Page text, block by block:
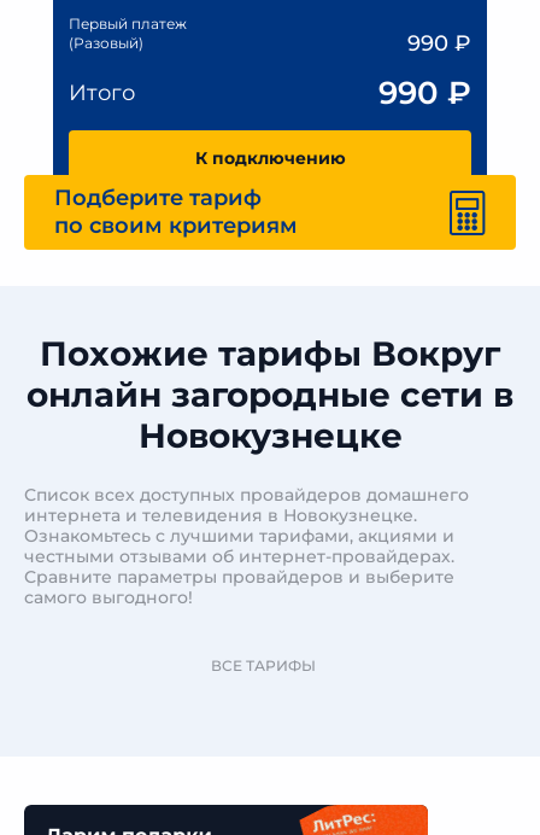
Первый платеж
(Разовый)
990 ₽
Итого
990 ₽
К подключению
Подберите тариф
по своим критериям
Похожие тарифы Вокруг
онлайн загородные сети в
Новокузнецке
Список всех доступных провайдеров домашнего
интернета и телевидения в Новокузнецке.
Ознакомьтесь с лучшими тарифами, акциями и
честными отзывами об интернет-провайдерах.
Сравните параметры провайдеров и выберите
самого выгодного!
ВСЕ ТАРИФЫ